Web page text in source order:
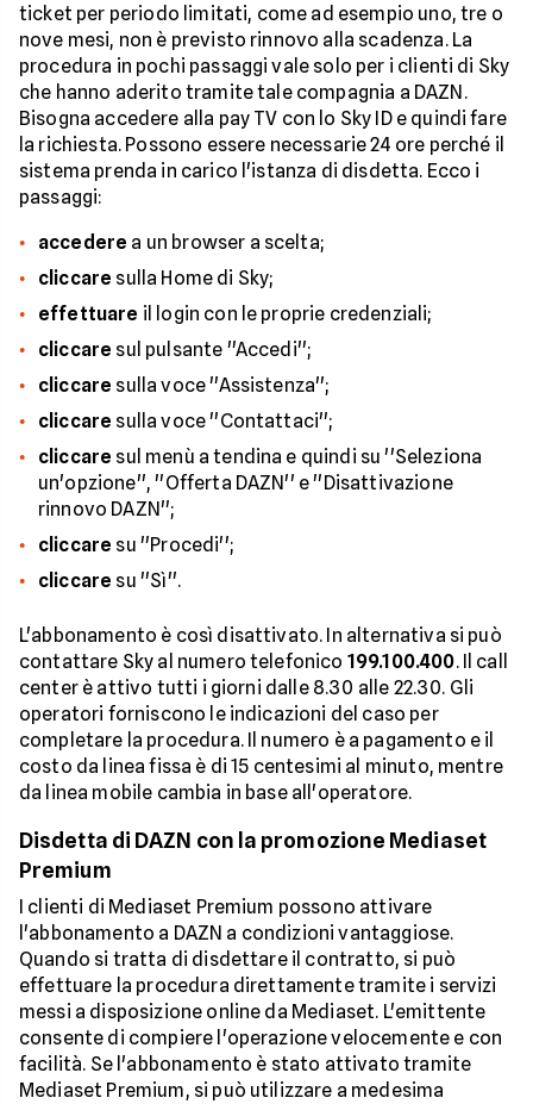
ticket per periodo limitati, come ad esempio uno, tre o
nove mesi, non è previsto rinnovo alla scadenza. La
procedura in pochi passaggi vale solo per i clienti di Sky
che hanno aderito tramite tale compagnia a DAZN.
Bisogna accedere alla pay TV con lo Sky ID e quindi fare
la richiesta. Possono essere necessarie 24 ore perché il
sistema prenda in carico l'istanza di disdetta. Ecco i
passaggi:
accedere a un browser a scelta;
cliccare sulla Home di Sky;
effettuare il login con le proprie credenziali;
cliccare sul pulsante ''Accedi'';
cliccare sulla voce ''Assistenza'';
cliccare sulla voce ''Contattaci'';
cliccare sul menù a tendina e quindi su ''Seleziona
un'opzione'', ''Offerta DAZN'' e ''Disattivazione
rinnovo DAZN'';
cliccare su ''Procedi'';
cliccare su ''Sì''.
L'abbonamento è così disattivato. In alternativa si può
contattare Sky al numero telefonico 199.100.400. Il call
center è attivo tutti i giorni dalle 8.30 alle 22.30. Gli
operatori forniscono le indicazioni del caso per
completare la procedura. Il numero è a pagamento e il
costo da linea fissa è di 15 centesimi al minuto, mentre
da linea mobile cambia in base all'operatore.
Disdetta di DAZN con la promozione Mediaset
Premium
I clienti di Mediaset Premium possono attivare
l'abbonamento a DAZN a condizioni vantaggiose.
Quando si tratta di disdettare il contratto, si può
effettuare la procedura direttamente tramite i servizi
messi a disposizione online da Mediaset. L'emittente
consente di compiere l'operazione velocemente e con
facilità. Se l'abbonamento è stato attivato tramite
Mediaset Premium, si può utilizzare a medesima